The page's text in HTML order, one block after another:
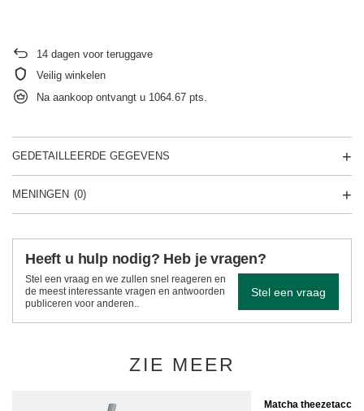
14 dagen voor teruggave
Veilig winkelen
Na aankoop ontvangt u 1064.67 pts.
GEDETAILLEERDE GEGEVENS
MENINGEN (0)
Heeft u hulp nodig? Heb je vragen?
Stel een vraag en we zullen snel reageren en
de meest interessante vragen en antwoorden
publiceren voor anderen..
Stel een vraag
ZIE MEER
Matcha